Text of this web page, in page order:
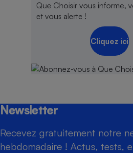
Que Choisir vous informe,
et vous alerte !
Cliquez ici
Newsletter
Recevez gratuitement notre
hebdomadaire ! Actus, tests,